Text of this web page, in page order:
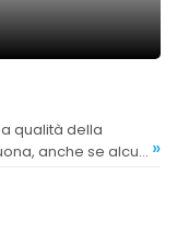
anche se alcuni »